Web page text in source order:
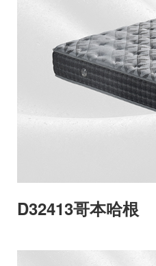
D32413哥本哈根